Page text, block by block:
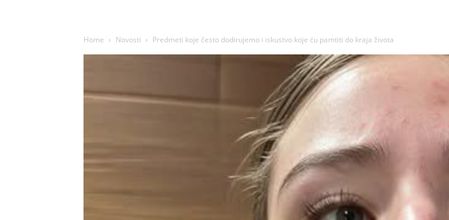
Home Novosti Predmeti koje često dodirujemo i iskustvo koje ću pamtiti do kraja života